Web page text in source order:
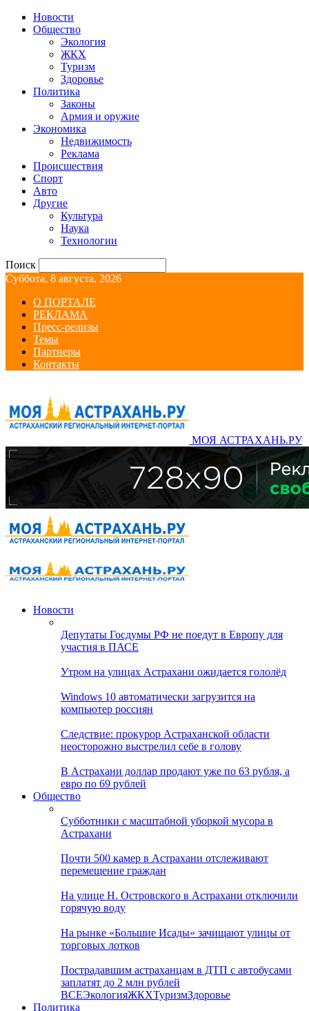
Новости
Общество
Экология
ЖКХ
Туризм
Здоровье
Политика
Законы
Армия и оружие
Экономика
Недвижимость
Реклама
Происшествия
Спорт
Авто
Другие
Культура
Наука
Технологии
Поиск
Суббота, 8 августа, 2026
О ПОРТАЛЕ
РЕКЛАМА
Пресс-релизы
Темы
Партнеры
Контакты
МОЯ АСТРАХАНЬ.РУ
Новости
Депутаты Госдумы РФ не поедут в Европу для
участия в ПАСЕ
Утром на улицах Астрахани ожидается гололёд
Windows 10 автоматически загрузится на
компьютер россиян
Следствие: прокурор Астраханской области
неосторожно выстрелил себе в голову
В Астрахани доллар продают уже по 63 рубля, а
евро по 69 рублей
Общество
Субботники с масштабной уборкой мусора в
Астрахани
Почти 500 камер в Астрахани отслеживают
перемещение граждан
На улице Н. Островского в Астрахани отключили
горячую воду
На рынке «Большие Исады» зачищают улицы от
торговых лотков
Пострадавшим астраханцам в ДТП с автобусами
заплатят до 2 млн рублей
ВСЕЭкологияЖКХТуризмЗдоровье
Политика